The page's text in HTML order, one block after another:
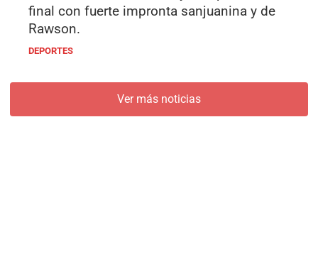
final con fuerte impronta sanjuanina y de
Rawson.
DEPORTES
Ver más noticias